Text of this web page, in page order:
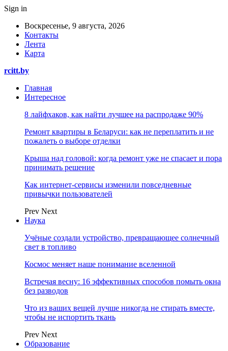
Sign in
Воскресенье, 9 августа, 2026
Контакты
Лента
Карта
rcitt.by
Главная
Интересное
8 лайфхаков, как найти лучшее на распродаже 90%
Ремонт квартиры в Беларуси: как не переплатить и не
пожалеть о выборе отделки
Крыша над головой: когда ремонт уже не спасает и пора
принимать решение
Как интернет-сервисы изменили повседневные
привычки пользователей
Prev Next
Наука
Учёные создали устройство, превращающее солнечный
свет в топливо
Космос меняет наше понимание вселенной
Встречая весну: 16 эффективных способов помыть окна
без разводов
Что из ваших вещей лучше никогда не стирать вместе,
чтобы не испортить ткань
Prev Next
Образование